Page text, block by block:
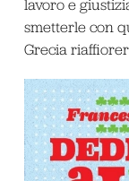
lavoro e
smetterle con
Grecia